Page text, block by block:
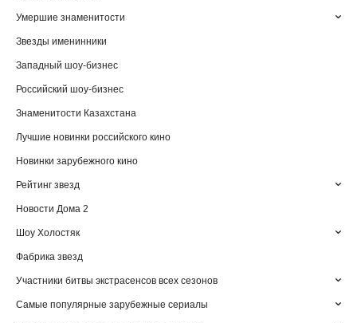
Умершие знаменитости
Звезды именинники
Западный шоу-бизнес
Российский шоу-бизнес
Знаменитости Казахстана
Лучшие новинки российского кино
Новинки зарубежного кино
Рейтинг звезд
Новости Дома 2
Шоу Холостяк
Фабрика звезд
Участники битвы экстрасенсов всех сезонов
Самые популярные зарубежные сериалы